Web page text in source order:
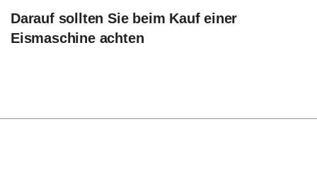
Darauf sollten Sie beim Kauf einer
Eismaschine achten